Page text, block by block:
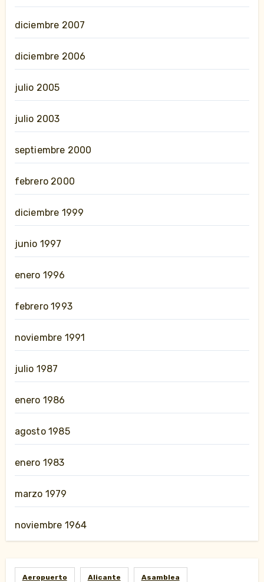
diciembre 2007
diciembre 2006
julio 2005
julio 2003
septiembre 2000
febrero 2000
diciembre 1999
junio 1997
enero 1996
febrero 1993
noviembre 1991
julio 1987
enero 1986
agosto 1985
enero 1983
marzo 1979
noviembre 1964
Aeropuerto Alicante Asamblea